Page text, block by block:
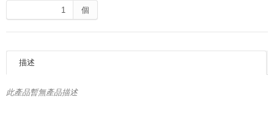
個
描述
此產品暫無產品描述